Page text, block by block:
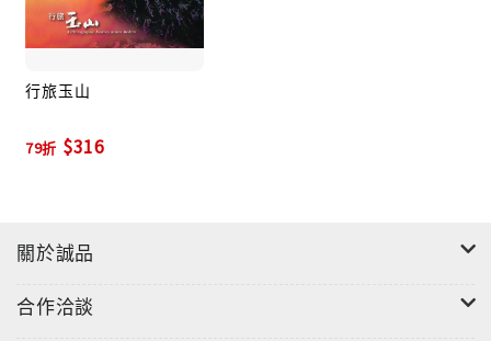
行旅玉山
79折 $316
關於誠品
合作洽談